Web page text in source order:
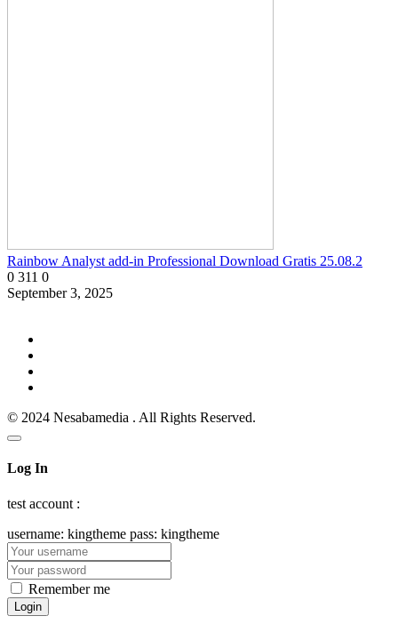
Rainbow Analyst add-in Professional Download Gratis 25.08.2
0 311 0
September 3, 2025
© 2024 Nesabamedia . All Rights Reserved.
Log In
test account :
username: kingtheme pass: kingtheme
Remember me